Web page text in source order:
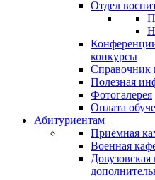
Отдел
конкурсы
Справочник
Полезная
Фотогалерея
Оплата
Абитуриентам
Приёмная
Военная
Довузовская